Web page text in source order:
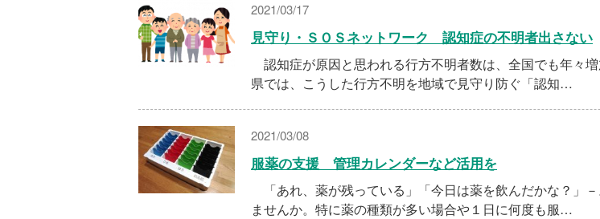
2021/03/17
見守り・ＳＯＳネットワーク 認知症の不明者出さない
認知症が原因と思われる行方不明者数は、全国でも年々
県では、こうした行方不明を地域で見守り防ぐ「認知…
2021/03/08
服薬の支援 管理カレンダーなど活用を
「あれ、薬が残っている」「今日は薬を飲んだかな？」
ませんか。特に薬の種類が多い場合や１日に何度も服…